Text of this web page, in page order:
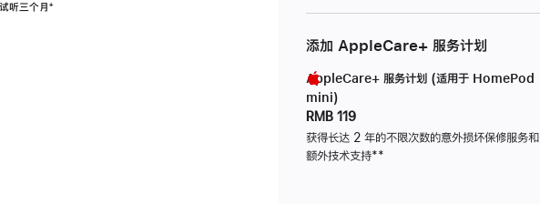
听三个月脚
⁺
添加 AppleCare+ 服务计划
AppleCare+ 服务计划 (适用于 HomePod
mini)
RMB 119
获得长达 2 年的不限次数的意外损坏保修服务和
额外技术支持脚
**